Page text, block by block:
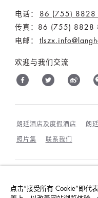
电话：
86 (755) 8828
传真：86 (755) 8828
电邮：
欢迎与我们交流
朗廷酒店及度假酒店 朗
照片集 联系我们
COOKIES 政策 宾客
点击“接受所有 Cookie”即代